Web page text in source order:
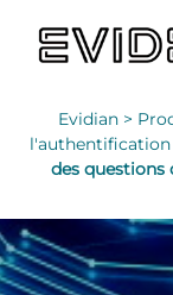
Evidian >
des questions